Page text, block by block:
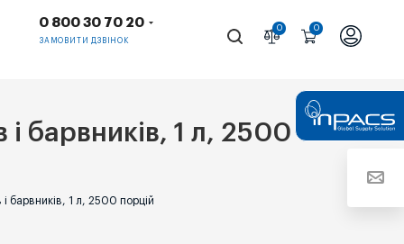
0 0
0 800 30 70 20
ЗАМОВИТИ ДЗВІНОК
барвників, 1 л, 2500
барвників, 1 л, 2500 порцій